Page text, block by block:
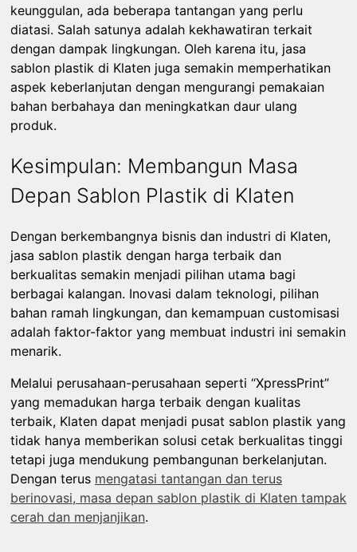
keunggulan, ada beberapa tantangan yang perlu
diatasi. Salah satunya adalah kekhawatiran terkait
dengan dampak lingkungan. Oleh karena itu, jasa
sablon plastik di Klaten juga semakin memperhatikan
aspek keberlanjutan dengan mengurangi pemakaian
bahan berbahaya dan meningkatkan daur ulang
produk.
Kesimpulan: Membangun Masa
Depan Sablon Plastik di Klaten
Dengan berkembangnya bisnis dan industri di Klaten,
jasa sablon plastik dengan harga terbaik dan
berkualitas semakin menjadi pilihan utama bagi
berbagai kalangan. Inovasi dalam teknologi, pilihan
bahan ramah lingkungan, dan kemampuan customisasi
adalah faktor-faktor yang membuat industri ini semakin
menarik.
Melalui perusahaan-perusahaan seperti “XpressPrint”
yang memadukan harga terbaik dengan kualitas
terbaik, Klaten dapat menjadi pusat sablon plastik yang
tidak hanya memberikan solusi cetak berkualitas tinggi
tetapi juga mendukung pembangunan berkelanjutan.
Dengan terus mengatasi tantangan dan terus
berinovasi, masa depan sablon plastik di Klaten tampak
cerah dan menjanjikan.